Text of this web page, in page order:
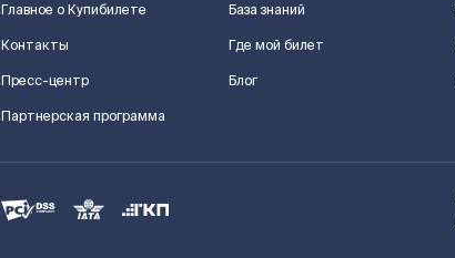
Главное о Купибилете
Контакты
Пресс-центр
Партнерская программа
База знаний
Где мой билет
Блог